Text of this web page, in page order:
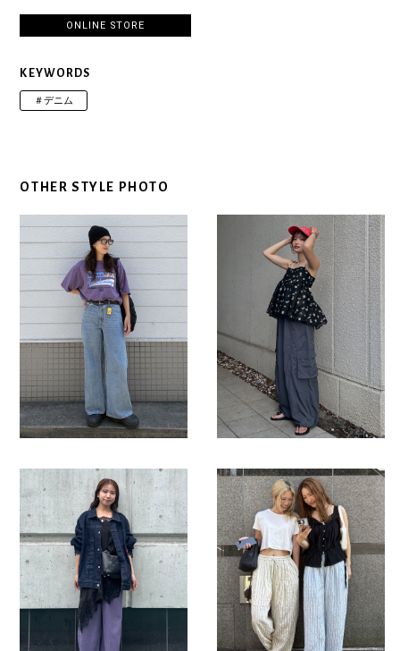
ONLINE STORE
KEYWORDS
＃デニム
OTHER STYLE PHOTO